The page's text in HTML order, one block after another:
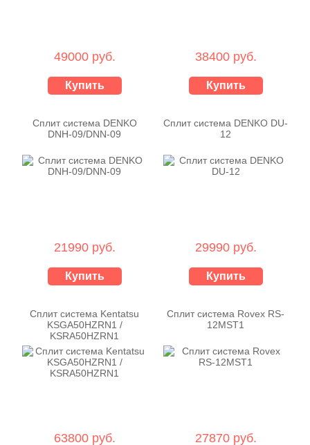
49000 руб.
Купить
38400 руб.
Купить
Сплит система DENKO
DNH-09/DNN-09
21990 руб.
Купить
Сплит система DENKO DU-
12
29990 руб.
Купить
Сплит система Kentatsu
KSGA50HZRN1 /
KSRA50HZRN1
63800 руб.
Сплит система Rovex RS-
12MST1
27870 руб.